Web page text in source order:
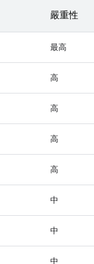
嚴重性
最高
高
高
高
高
中
中
中